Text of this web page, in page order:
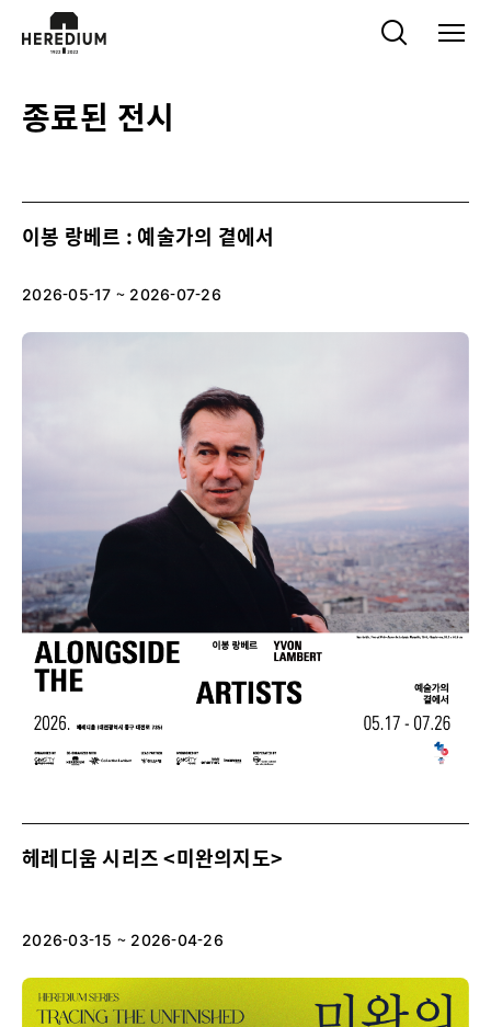
종료된 전시
이봉 랑베르 : 예술가의 곁에서
2026-05-17 ~ 2026-07-26
헤레디움 시리즈 <미완의지도>
2026-03-15 ~ 2026-04-26